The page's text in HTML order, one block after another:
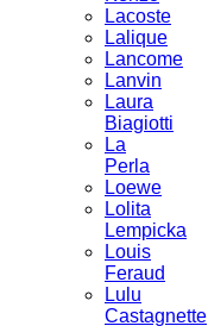
Lacoste
Lalique
Lancome
Lanvin
Laura
Biagiotti
La
Perla
Loewe
Lolita
Lempicka
Louis
Feraud
Lulu
Castagnette